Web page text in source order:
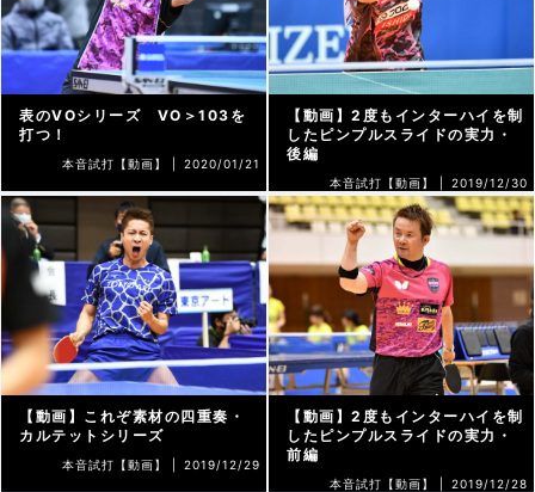
表のVOシリーズ VO＞103を
打つ！
本音試打【動画】 | 2020/01/21
【動画】2度もインターハイを制
したピンプルスライドの実力・
後編
本音試打【動画】 | 2019/12/30
【動画】これぞ素材の四重奏・
カルテットシリーズ
本音試打【動画】 | 2019/12/29
【動画】2度もインターハイを制
したピンプルスライドの実力・
前編
本音試打【動画】 | 2019/12/28